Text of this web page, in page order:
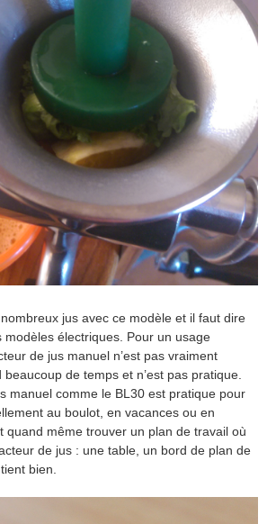
jus avec ce modèle et il faut dire
modèles électriques. Pour un usage
de jus manuel n’est pas vraiment
de temps et n’est pas pratique.
manuel comme le BL30 est pratique pour
au boulot, en vacances ou en
quand même trouver un plan de travail où
de jus : une table, un bord de plan de
bien.